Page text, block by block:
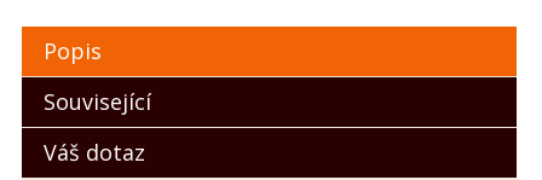
Popis
Související
Váš dotaz